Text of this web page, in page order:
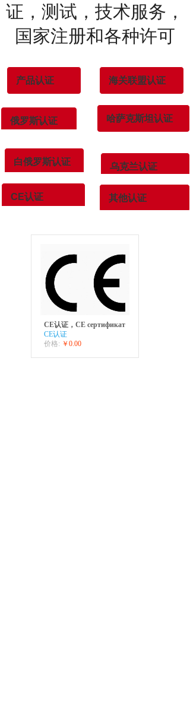
证，测试，技术服务，
国家注册和各种许可
产品认证 海关联盟认证
哈萨克斯坦认证
俄罗斯认证
白俄罗斯认证 乌克兰认证
CE认证 其他认证
CE认证，CE сертификат
CE认证
价格: ￥0.00